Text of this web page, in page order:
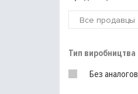
Тип виробництва
Без аналогов